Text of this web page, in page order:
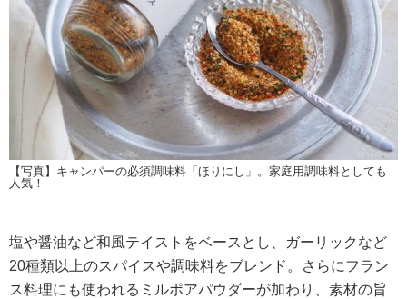
【写真】キャンパーの必須調味料「ほりにし」。家庭用調味料としても
人気！
塩や醤油など和風テイストをベースとし、ガーリックなど
20種類以上のスパイスや調味料をブレンド。さらにフラン
ス料理にも使われるミルポアパウダーが加わり、素材の旨